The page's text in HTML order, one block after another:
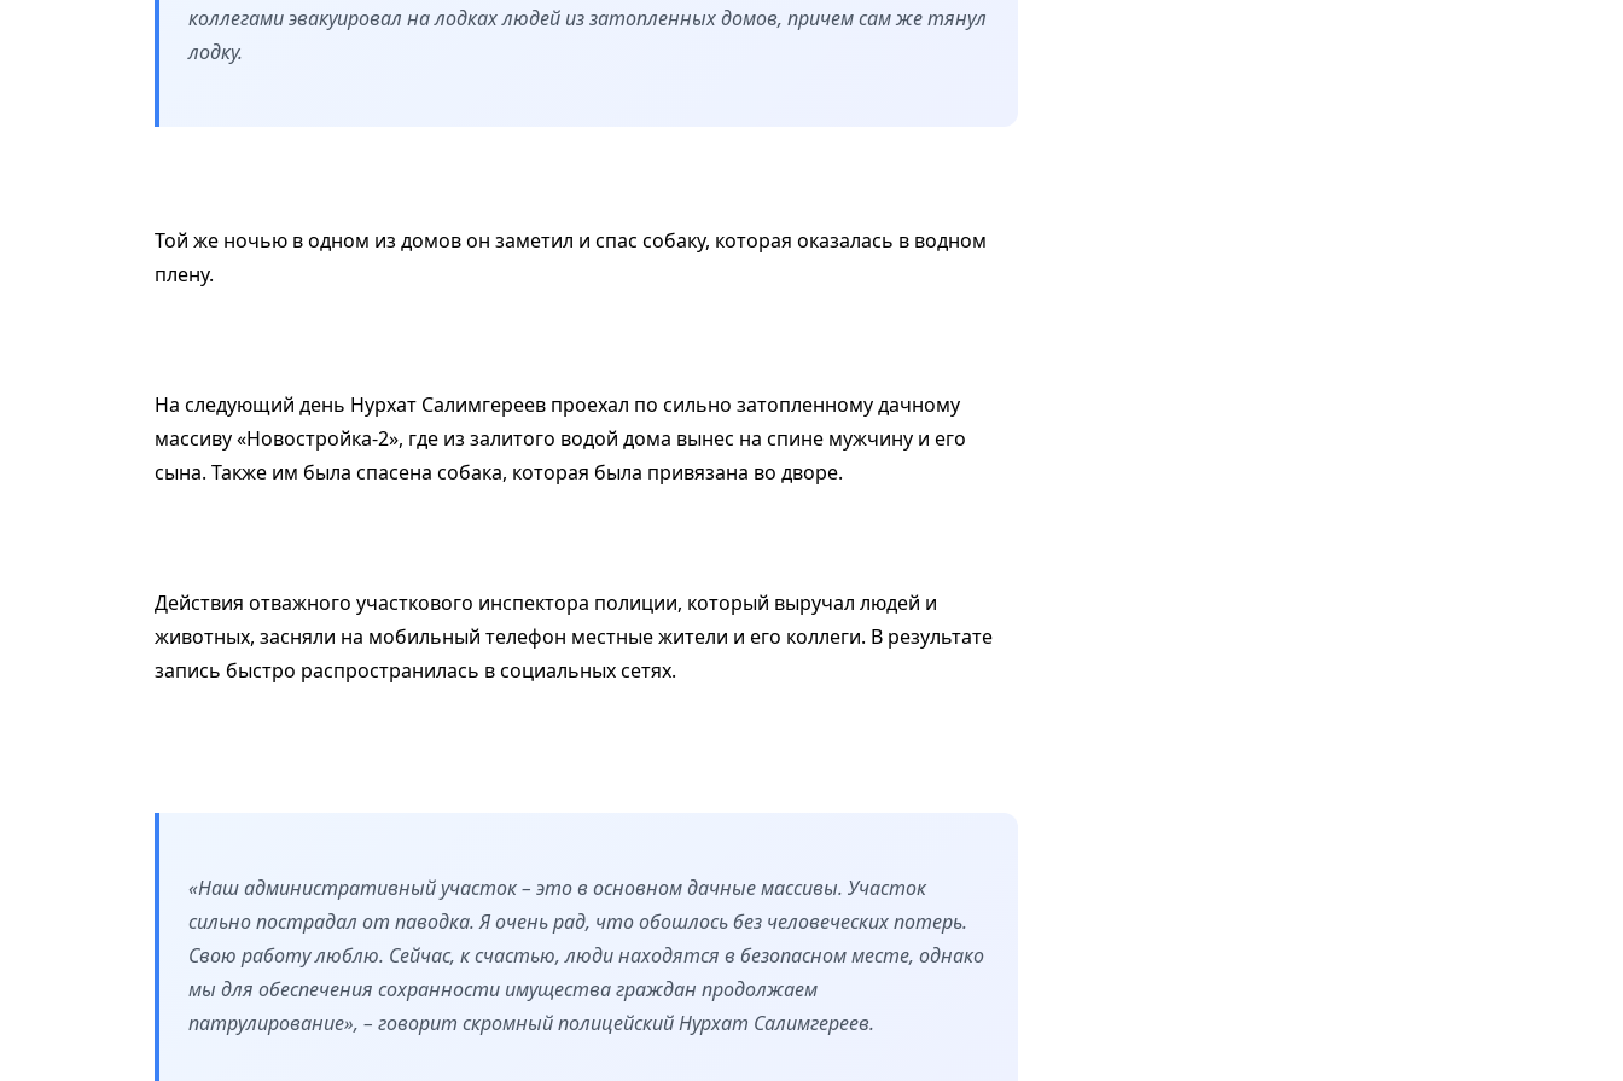
коллегами эвакуировал на лодках людей из затопленных домов, причем сам же тянул
лодку.
Той же ночью в одном из домов он заметил и спас собаку, которая оказалась в водном
плену.
На следующий день Нурхат Салимгереев проехал по сильно затопленному дачному
массиву «Новостройка-2», где из залитого водой дома вынес на спине мужчину и его
сына. Также им была спасена собака, которая была привязана во дворе.
Действия отважного участкового инспектора полиции, который выручал людей и
животных, засняли на мобильный телефон местные жители и его коллеги. В результате
запись быстро распространилась в социальных сетях.
«Наш административный участок – это в основном дачные массивы. Участок
сильно пострадал от паводка. Я очень рад, что обошлось без человеческих потерь.
Свою работу люблю. Сейчас, к счастью, люди находятся в безопасном месте, однако
мы для обеспечения сохранности имущества граждан продолжаем
патрулирование», – говорит скромный полицейский Нурхат Салимгереев.